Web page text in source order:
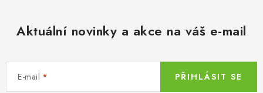
Aktuální novinky a akce na váš e-mail
E-mail PŘIHLÁSIT SE